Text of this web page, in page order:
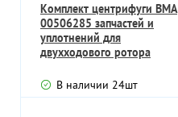
Комплект центрифуги BMA
00506285 запчастей и
уплотнений для
двухходового ротора
В наличии 24шт